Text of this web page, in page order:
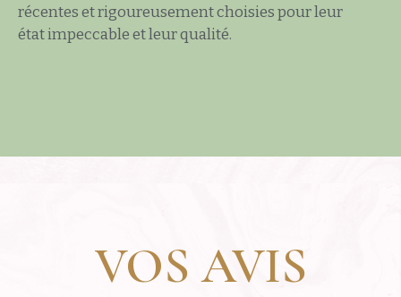
récentes et rigoureusement choisies pour leur
état impeccable et leur qualité.
VOS AVIS